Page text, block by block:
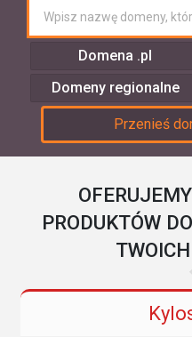
Domena .pl
Domeny regionalne
Przenieś
PRODUKTÓW